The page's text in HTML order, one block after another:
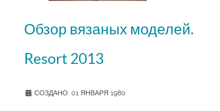
Обзор вязаных моделей.
Resort 2013
СОЗДАНО: 01 ЯНВАРЯ 1980